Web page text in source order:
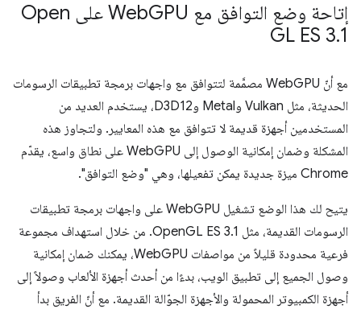
إتاحة وضع التوافق مع Web GPU على Open
GL ES 3.1
مع أنّ WebGPU مصمَّمة لتتوافق مع واجهات برمجة تطبيقات الرسومات
الحديثة، مثل Vulkan وMetal وD3D12، يستخدم العديد من
المستخدمين أجهزة قديمة لا تتوافق مع هذه المعايير. ولتجاوز هذه
المشكلة وضمان إمكانية الوصول إلى WebGPU على نطاق واسع، يقدّم
Chrome ميزة جديدة يمكن تفعيلها، وهي "وضع التوافق".
يتيح لك هذا الوضع تشغيل WebGPU على واجهات برمجة تطبيقات
الرسومات القديمة، مثل OpenGL ES 3.1. من خلال استهداف مجموعة
فرعية محدودة قليلاً من مواصفات WebGPU، يمكنك ضمان إمكانية
وصول الجميع إلى تطبيق الويب، بدءًا من أحدث أجهزة الألعاب وصولاً إلى
أجهزة الكمبيوتر المحمولة والأجهزة الجوّالة القديمة. مع أنّ الفريق بدأ